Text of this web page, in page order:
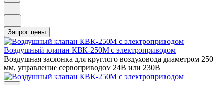
Воздушный клапан КВК-250М с электроприводом
Воздушная заслонка для круглого воздуховода диаметром 250
мм, управление сервоприводом 24В или 230В